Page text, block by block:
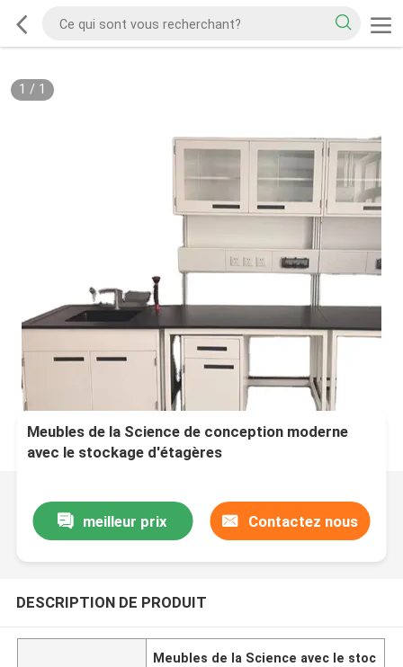
1 / 1
Meubles de la Science de conception moderne
avec le stockage d'étagères
meilleur prix Contactez nous
DESCRIPTION DE PRODUIT
Meubles de la Science avec le stoc